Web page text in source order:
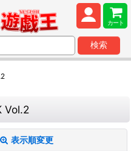
カート
検索
Vol.2
表示順変更